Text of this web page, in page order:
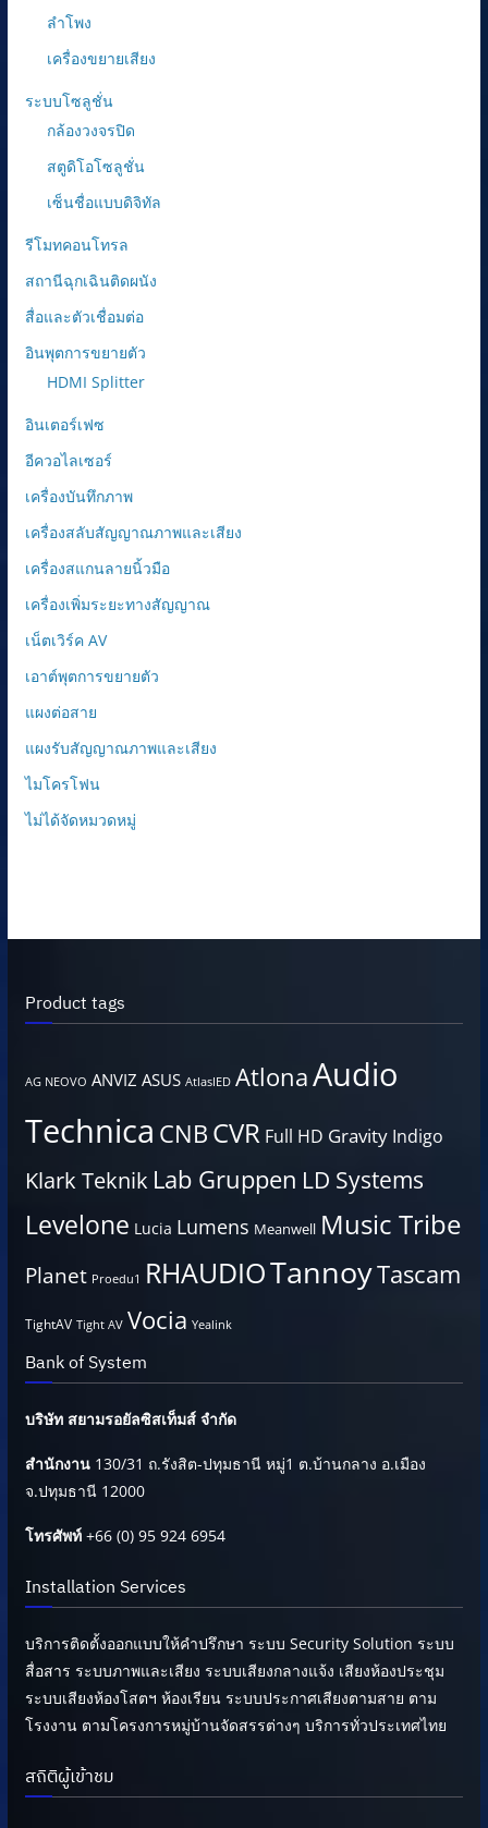
ลำโพง
เครื่องขยายเสียง
ระบบโซลูชั่น
กล้องวงจรปิด
สตูดิโอโซลูชั่น
เซ็นชื่อแบบดิจิทัล
รีโมทคอนโทรล
สถานีฉุกเฉินติดผนัง
สื่อและตัวเชื่อมต่อ
อินพุตการขยายตัว
HDMI Splitter
อินเตอร์เฟซ
อีควอไลเซอร์
เครื่องบันทึกภาพ
เครื่องสลับสัญญาณภาพและเสียง
เครื่องสแกนลายนิ้วมือ
เครื่องเพิ่มระยะทางสัญญาณ
เน็ตเวิร์ค AV
เอาต์พุตการขยายตัว
แผงต่อสาย
แผงรับสัญญาณภาพและเสียง
ไมโครโฟน
ไม่ได้จัดหมวดหมู่
Product tags
AG NEOVO ANVIZ ASUS AtlasIED AtlonaAudio
Technica CNBCVR Full HD Gravity Indigo
Klark Teknik Lab Gruppen LD Systems
Levelone Lucia Lumens Meanwell Music Tribe
Planet Proedu1 RHAUDIOTannoyTascam
TightAV Tight AV Vocia Yealink
Bank of System
บริษัท สยามรอยัลซิสเท็มส์ จำกัด
สำนักงาน130/31 ถ.รังสิต-ปทุมธานี หมู่1 ต.บ้านกลาง อ.เมือง
จ.ปทุมธานี 12000
โทรศัพท์+66 (0) 95 924 6954
Installation Services
บริการติดตั้งออกแบบให้คำปรึกษา ระบบ Security Solution ระบบ
สื่อสาร ระบบภาพและเสียง ระบบเสียงกลางแจ้ง เสียงห้องประชุม
ระบบเสียงห้องโสตฯ ห้องเรียน ระบบประกาศเสียงตามสาย ตาม
โรงงาน ตามโครงการหมู่บ้านจัดสรรต่างๆ บริการทั่วประเทศไทย
สถิติผู้เข้าชม